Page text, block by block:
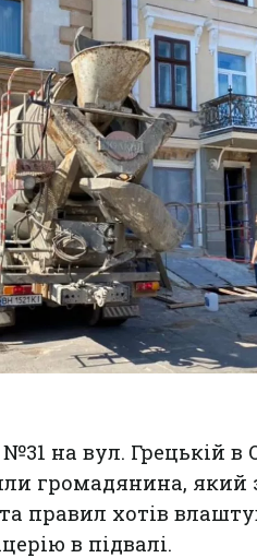
на вул. Грецькій в
громадянина, який
правил хотів
в підвалі.